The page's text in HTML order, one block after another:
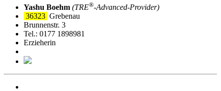
Yashu Boehm (TRE®‑Advanced-Provider)
36323 Grebenau
Brunnenstr. 3
Tel.: 0177 1898981
Erzieherin